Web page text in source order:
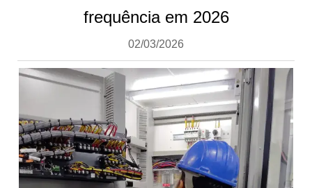
frequência em 2026
02/03/2026